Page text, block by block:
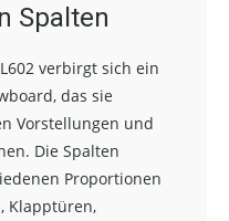
Spalten
verbirgt sich ein
das sie
Vorstellungen und
Die Spalten
Proportionen
Klapptüren,